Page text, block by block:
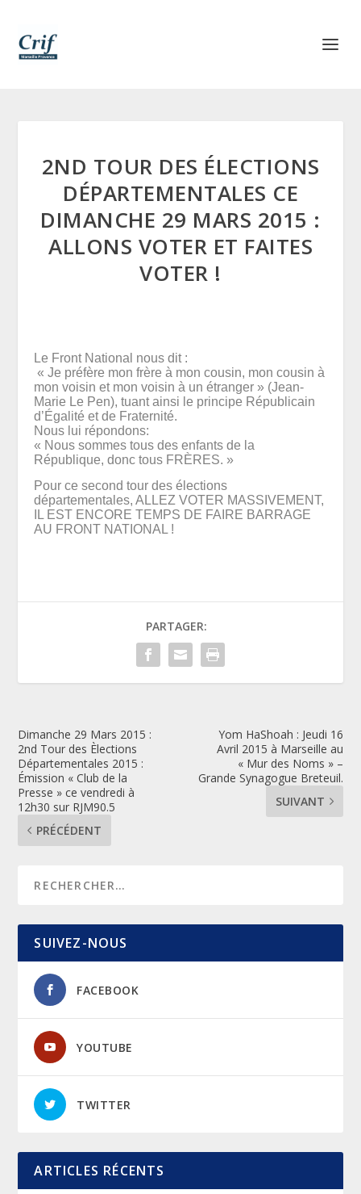
2ND TOUR DES ÉLECTIONS
DÉPARTEMENTALES CE
DIMANCHE 29 MARS 2015 :
ALLONS VOTER ET FAITES
VOTER !
Le Front National nous dit :
« Je préfère mon frère à mon cousin, mon cousin à
mon voisin et mon voisin à un étranger » (Jean-
Marie Le Pen), tuant ainsi le principe Républicain
d’Égalité et de Fraternité.
Nous lui répondons:
« Nous sommes tous des enfants de la
République, donc tous FRÈRES. »
Pour ce second tour des élections
départementales,ALLEZ VOTER MASSIVEMENT,
IL EST ENCORE TEMPS DE FAIRE BARRAGE
AU FRONT NATIONAL !
PARTAGER:
Dimanche 29 Mars 2015 :
2nd Tour des Èlections
Départementales 2015 :
Émission « Club de la
Presse » ce vendredi à
12h30 sur RJM90.5
PRÉCÉDENT
Yom HaShoah : Jeudi 16
Avril 2015 à Marseille au
« Mur des Noms » –
Grande Synagogue Breteuil.
SUIVANT
SUIVEZ-NOUS
FACEBOOK
YOUTUBE
TWITTER
ARTICLES RÉCENTS